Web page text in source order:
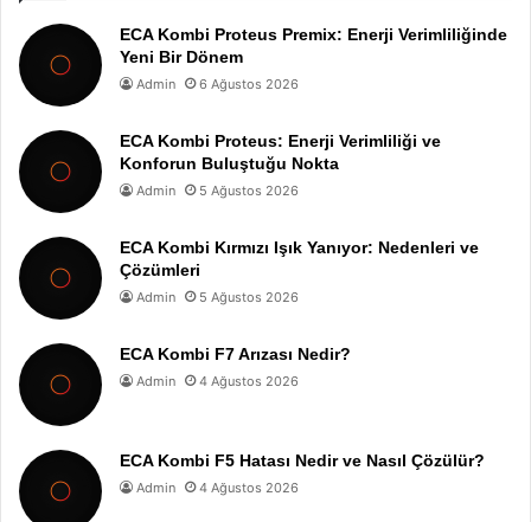
ECA Kombi Proteus Premix: Enerji Verimliliğinde
Yeni Bir Dönem
Admin 6 Ağustos 2026
ECA Kombi Proteus: Enerji Verimliliği ve
Konforun Buluştuğu Nokta
Admin 5 Ağustos 2026
ECA Kombi Kırmızı Işık Yanıyor: Nedenleri ve
Çözümleri
Admin 5 Ağustos 2026
ECA Kombi F7 Arızası Nedir?
Admin 4 Ağustos 2026
ECA Kombi F5 Hatası Nedir ve Nasıl Çözülür?
Admin 4 Ağustos 2026